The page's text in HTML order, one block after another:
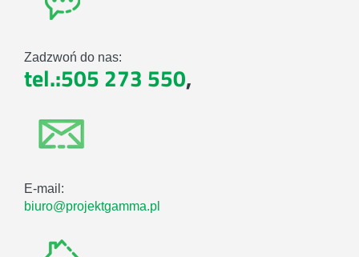
Zadzwoń do nas:
tel.:505 273 550,
E-mail:
biuro@projektgamma.pl